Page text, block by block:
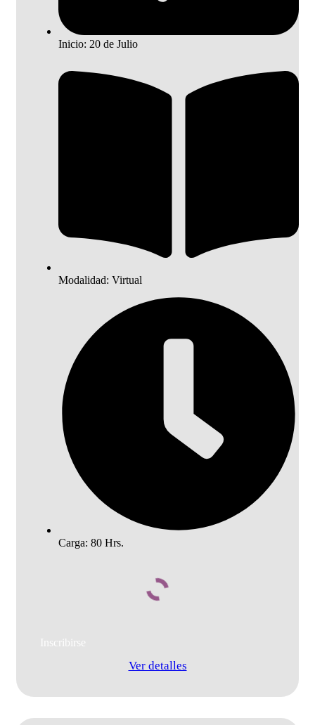
Inicio: 20 de Julio
Modalidad: Virtual
Carga: 80 Hrs.
Añadir al carrito
Ver detalles